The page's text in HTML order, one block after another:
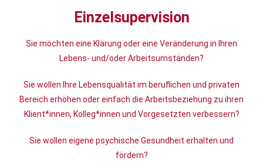
Einzelsupervision
Sie möchten eine Klärung oder eine Veränderung in Ihren
Lebens- und/oder Arbeitsumständen?
Sie wollen Ihre Lebensqualität im beruflichen und privaten
Bereich erhöhen oder einfach die Arbeitsbeziehung zu ihren
Klient*innen, Kolleg*innen und Vorgesetzten verbessern?
Sie wollen eigene psychische Gesundheit erhalten und
fördern?